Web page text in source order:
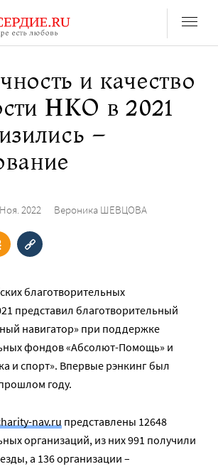
и качество
НКО в 2021
–
2022 Вероника ШЕВЦОВА
благотворительных
представил благотворительный
навигатор» при поддержке
фондов «Абсолют-Помощь» и
и спорт». Впервые рэнкинг был
году.
nav.ruпредставлены 12648
организаций, из них 991 получили
а 136 организации –